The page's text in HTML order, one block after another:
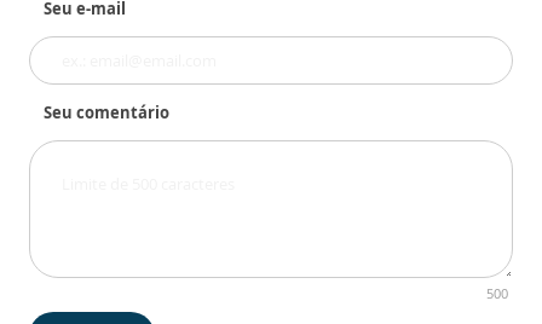
Seu e-mail
Seu comentário
500